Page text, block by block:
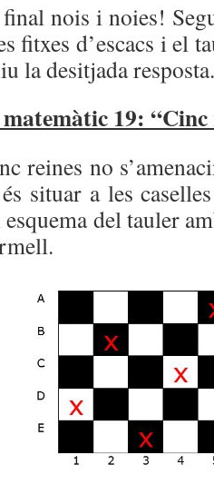
nois i noies!
fitxes d’escacs i el
la desitjada resposta.
19: “Cinc
reines no
situar a les
del tauler